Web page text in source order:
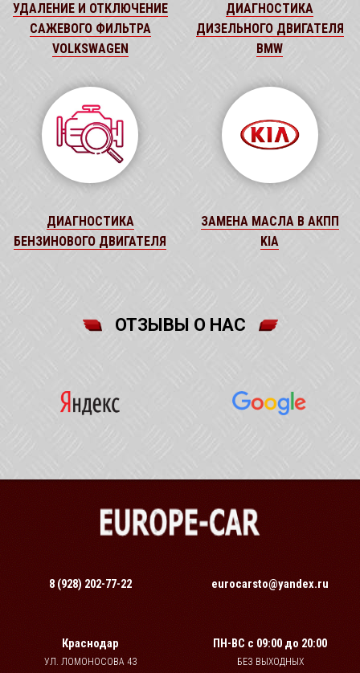
УДАЛЕНИЕ И ОТКЛЮЧЕНИЕ
САЖЕВОГО ФИЛЬТРА
VOLKSWAGEN
ДИАГНОСТИКА
ДИЗЕЛЬНОГО ДВИГАТЕЛЯ
BMW
ДИАГНОСТИКА
БЕНЗИНОВОГО ДВИГАТЕЛЯ
ЗАМЕНА МАСЛА В АКПП
KIA
ОТЗЫВЫ О НАС
8 (928) 202-77-22 eurocarsto@yandex.ru
Краснодар
УЛ. ЛОМОНОСОВА 43
ПН-ВС с 09:00 до 20:00
БЕЗ ВЫХОДНЫХ